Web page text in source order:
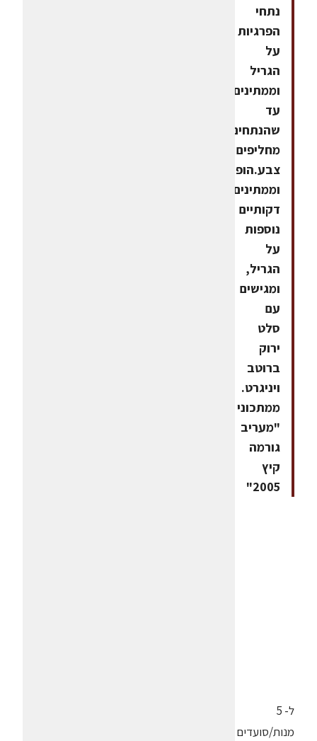
נתחי
הפרגיות
על
הגריל
וממתינים
עד
שהנתחים
מחליפים
צבע.הופכים
וממתינים
דקותיים
נוספות
על
הגריל,
ומגישים
עם
סלט
ירוק
ברוטב
ויניגרט.
ממתכוני
"מעריב
גורמה
קיץ
2005"
ל- 5
מנות/סועדים